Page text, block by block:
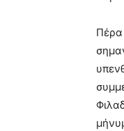
Πέρα